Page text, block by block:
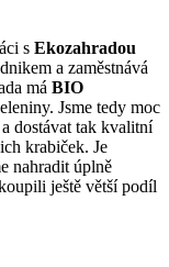
s Ekozahradou
a zaměstnává
má BIO
Jsme tedy moc
dostávat tak kvalitní
krabiček. Je
nahradit úplně
ještě větší podíl